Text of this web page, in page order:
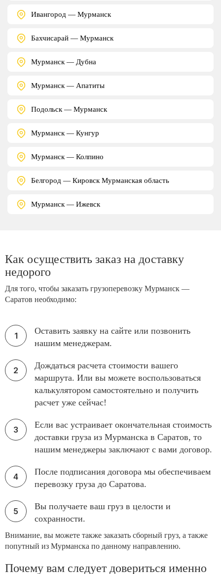
Ивангород — Мурманск
Бахчисарай — Мурманск
Мурманск — Дубна
Мурманск — Апатиты
Подольск — Мурманск
Мурманск — Кунгур
Мурманск — Колпино
Белгород — Кировск Мурманская область
Мурманск — Ижевск
Как осуществить заказ на доставку
недорого
Для того, чтобы заказать грузоперевозку Мурманск —
Саратов необходимо:
Оставить заявку на сайте или позвонить
нашим менеджерам.
Дождаться расчета стоимости вашего
маршрута. Или вы можете воспользоваться
калькулятором самостоятельно и получить
расчет уже сейчас!
Если вас устраивает окончательная стоимость
доставки груза из Мурманска в Саратов, то
нашим менеджеры заключают с вами договор.
После подписания договора мы обеспечиваем
перевозку груза до Саратова.
Вы получаете ваш груз в целости и
сохранности.
Внимание, вы можете также заказать сборный груз, а также
попутный из Мурманска по данному направлению.
Почему вам следует довериться именно